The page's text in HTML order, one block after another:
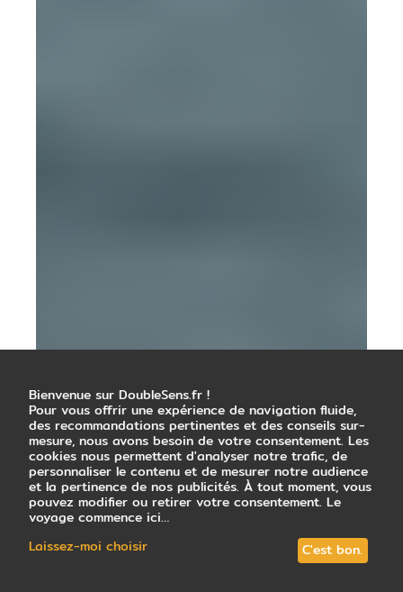
Bienvenue sur DoubleSens.fr !
Pour vous offrir une expérience de navigation fluide,
des recommandations pertinentes et des conseils sur-
mesure, nous avons besoin de votre consentement. Les
cookies nous permettent d'analyser notre trafic, de
personnaliser le contenu et de mesurer notre audience
et la pertinence de nos publicités. À tout moment, vous
pouvez modifier ou retirer votre consentement. Le
voyage commence ici…
Laissez-moi choisir
C'est bon.